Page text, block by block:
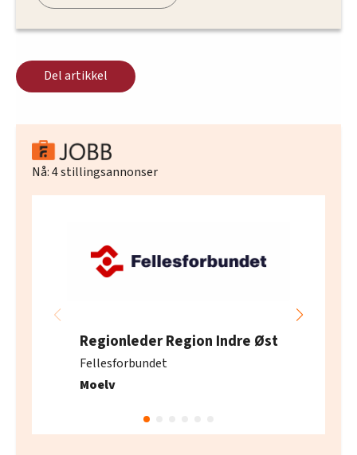
Del artikkel
Nå:4stillingsannonser
Regionleder Region Indre Øst
Fellesforbundet
Moelv